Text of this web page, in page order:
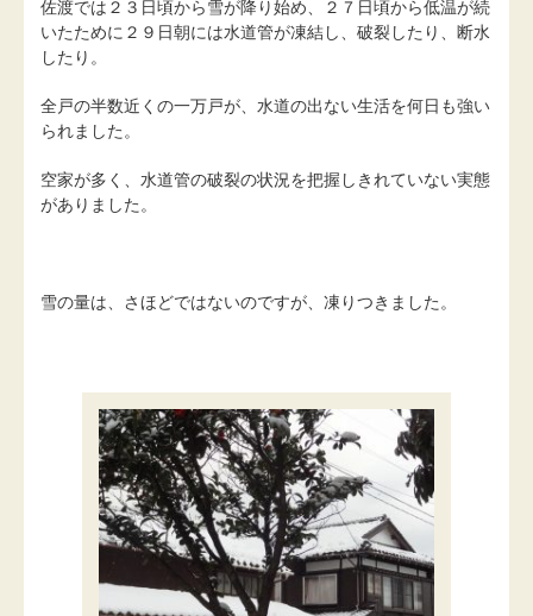
佐渡では２３日頃から雪が降り始め、２７日頃から低温が続
いたために２９日朝には水道管が凍結し、破裂したり、断水
したり。
全戸の半数近くの一万戸が、水道の出ない生活を何日も強い
られました。
空家が多く、水道管の破裂の状況を把握しきれていない実態
がありました。
雪の量は、さほどではないのですが、凍りつきました。